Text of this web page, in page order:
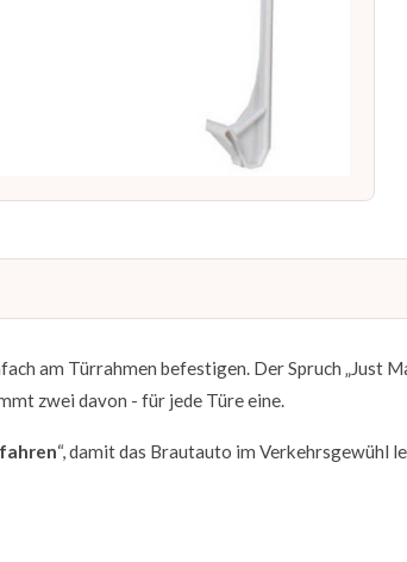
am Türrahmen befestigen. Der Spruch „Just
zwei davon - für jede Türe eine.
“, damit das Brautauto im Verkehrsgewühl